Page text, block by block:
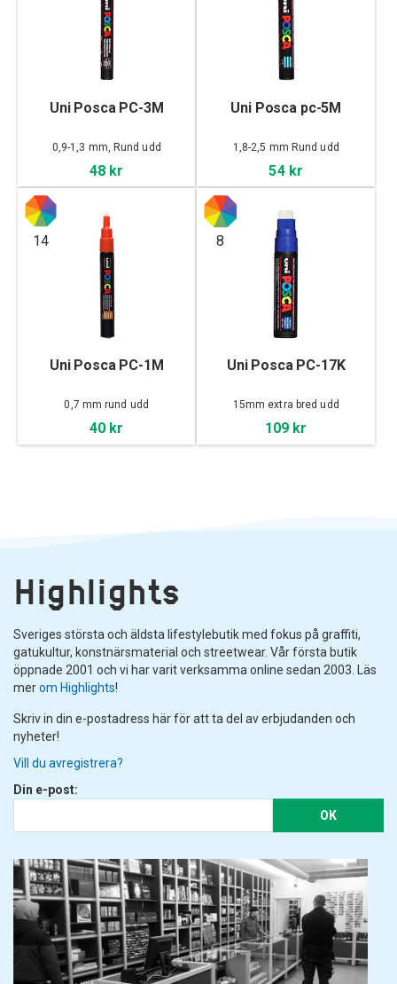
Uni Posca PC-3M
0,9-1,3 mm, Rund udd
48 kr
Uni Posca pc-5M
1,8-2,5 mm Rund udd
54 kr
14
Uni Posca PC-1M
0,7 mm rund udd
40 kr
8
Uni Posca PC-17K
15mm extra bred udd
109 kr
Highlights
Sveriges största och äldsta lifestylebutik med fokus på graffiti,
gatukultur, konstnärsmaterial och streetwear. Vår första butik
öppnade 2001 och vi har varit verksamma online sedan 2003. Läs
merom Highlights!
Skriv in din e-postadress här för att ta del av erbjudanden och
nyheter!
Vill du avregistrera?
Din e-post:
OK